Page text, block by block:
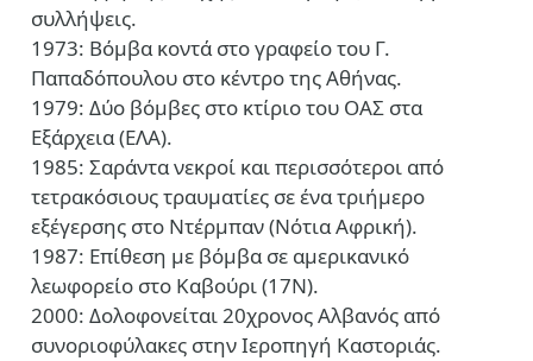
συλλήψεις.
1973: Βόμβα κοντά στο γραφείο του Γ.
Παπαδόπουλου στο κέντρο της Αθήνας.
1979: Δύο βόμβες στο κτίριο του ΟΑΣ στα
Εξάρχεια (ΕΛΑ).
1985: Σαράντα νεκροί και περισσότεροι από
τετρακόσιους τραυματίες σε ένα τριήμερο
εξέγερσης στο Ντέρμπαν (Νότια Αφρική).
1987: Επίθεση με βόμβα σε αμερικανικό
λεωφορείο στο Καβούρι (17Ν).
2000: Δολοφονείται 20χρονος Αλβανός από
συνοριοφύλακες στην Ιεροπηγή Καστοριάς.